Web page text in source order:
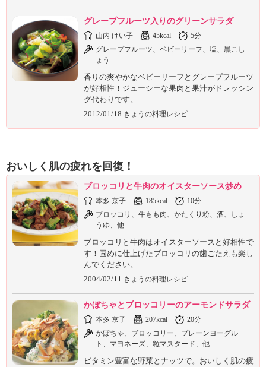
グレープフルーツ入りのグリーンサラダ
山内 けい子 45kcal
5分
グレープフルーツ、ベビーリーフ、塩、黒こし
ょう
香りの爽やかなベビーリーフとグレープフルーツ
が好相性！ジューシーな果肉と果汁がドレッシン
グ代わりです。
2012/01/18 きょうの料理レシピ
おいしく肌の疲れを回復！
ブロッコリと牛肉のオイスターソース炒め
本多 京子 185kcal
10分
ブロッコリ、牛もも肉、かたくり粉、酒、しょ
うゆ、他
ブロッコリと牛肉はオイスターソースと好相性で
す！固めに仕上げたブロッコリの歯ごたえも楽し
んでください。
2004/02/11 きょうの料理レシピ
かぼちゃとブロッコリーのアーモンドサラダ
本多 京子 207kcal
20分
かぼちゃ、ブロッコリー、プレーンヨーグル
ト、マヨネーズ、粒マスタード、他
ビタミン豊富な野菜とナッツで。おいしく肌の疲